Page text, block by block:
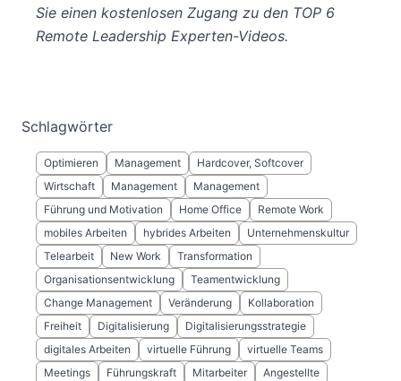
Sie einen kostenlosen Zugang zu den TOP 6
Remote Leadership Experten-Videos.
Schlagwörter
Optimieren Management
Hardcover, Softcover
Wirtschaft
Management
Management
Führung und Motivation
Home Office
Remote Work
mobiles Arbeiten
hybrides Arbeiten
Unternehmenskultur
Telearbeit
New Work
Transformation
Organisationsentwicklung
Teamentwicklung
Change Management
Veränderung
Kollaboration
Freiheit
Digitalisierung
Digitalisierungsstrategie
digitales Arbeiten
virtuelle Führung
virtuelle Teams
Meetings
Führungskraft Mitarbeiter
Angestellte